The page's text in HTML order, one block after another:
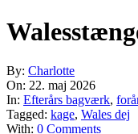
By: Charlotte
On: 22. maj 2026
In: Efterårs bagværk,
Tagged: kage, Wales dej
With: 0 Comments